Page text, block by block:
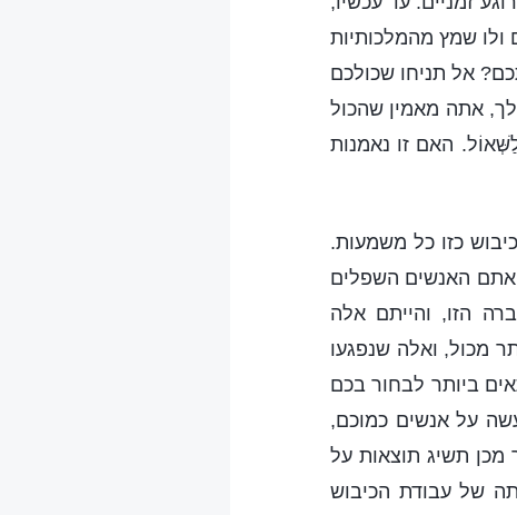
שמץ מהמלכותיות
אל תניחו שכולכם
אתה מאמין שהכול
האם זו נאמנות
כזו כל משמעות.
אתם האנשים השפלים
הזו, והייתם אלה
מכול, ואלה שנפגעו
ביותר לבחור בכם
על אנשים כמוכם,
תשיג תוצאות על
של עבודת הכיבוש